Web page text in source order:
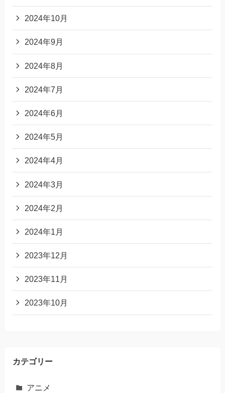
2024年10月
2024年9月
2024年8月
2024年7月
2024年6月
2024年5月
2024年4月
2024年3月
2024年2月
2024年1月
2023年12月
2023年11月
2023年10月
カテゴリー
アニメ